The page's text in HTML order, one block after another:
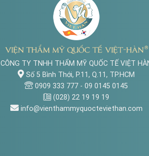
CÔNG TY TNHH THẨM MỸ QUỐC TẾ VIỆT
Số 5 Bình Thới, P.11, Q.11, TP.HCM
0909 333 777 - 09 0145 0145
(028) 22 19 19 19
info@vienthammyquocteviethan.com